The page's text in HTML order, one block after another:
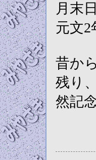
月末
元文
昔か
残り
然記